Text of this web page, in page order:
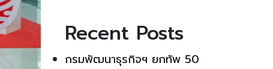
Recent Posts
กรมพัฒนาธุรกิจฯ ยกทัพ 50